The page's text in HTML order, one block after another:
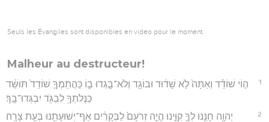
Seuls les Évangiles sont disponibles en vidéo pour le moment.
Malheur au destructeur!
1
ה֣וֹי שׁוֹדֵ֗ד וְאַתָּה֙ לֹ֣א שָׁד֔וּד וּבוֹגֵ֖ד וְלֹא־בָ֣גְדוּ ב֑וֹ כַּהֲתִֽמְךָ֤ שׁוֹדֵד֙ תּוּשַּׁ֔ד
כַּנְּלֹתְךָ֥ לִבְגֹּ֖ד יִבְגְּדוּ־בָֽךְ׃
2 יְהוָ֥ה חָנֵּ֖נוּ לְךָ֣ קִוִּ֑ינוּ הֱיֵ֤ה זְרֹעָם֙ לַבְּקָרִ֔ים אַף־יְשׁוּעָתֵ֖נוּ בְּעֵ֥ת צָרָֽה׃